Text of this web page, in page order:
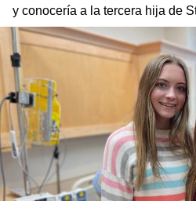
y conocería a la tercera hija de